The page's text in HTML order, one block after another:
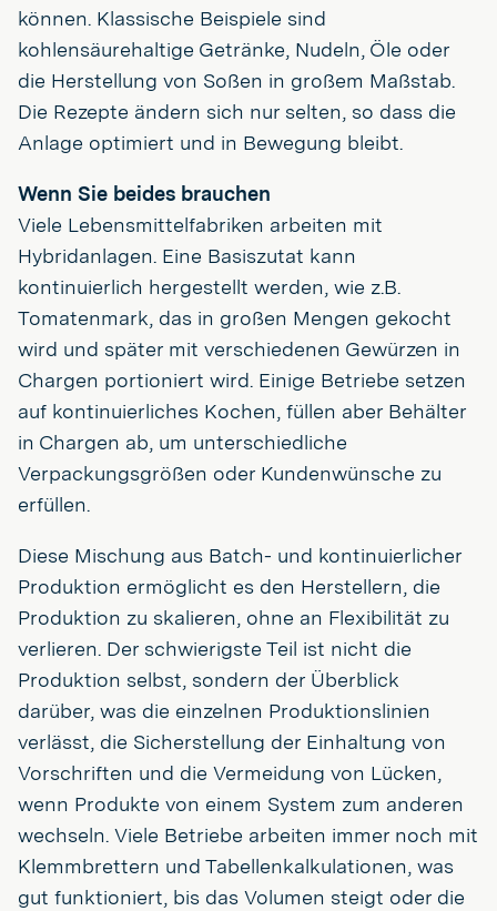
können. Klassische Beispiele sind
kohlensäurehaltige Getränke, Nudeln, Öle oder
die Herstellung von Soßen in großem Maßstab.
Die Rezepte ändern sich nur selten, so dass die
Anlage optimiert und in Bewegung bleibt.
Wenn Sie beides brauchen
Viele Lebensmittelfabriken arbeiten mit
Hybridanlagen. Eine Basiszutat kann
kontinuierlich hergestellt werden, wie z.B.
Tomatenmark, das in großen Mengen gekocht
wird und später mit verschiedenen Gewürzen in
Chargen portioniert wird. Einige Betriebe setzen
auf kontinuierliches Kochen, füllen aber Behälter
in Chargen ab, um unterschiedliche
Verpackungsgrößen oder Kundenwünsche zu
erfüllen.
Diese Mischung aus Batch- und kontinuierlicher
Produktion ermöglicht es den Herstellern, die
Produktion zu skalieren, ohne an Flexibilität zu
verlieren. Der schwierigste Teil ist nicht die
Produktion selbst, sondern der Überblick
darüber, was die einzelnen Produktionslinien
verlässt, die Sicherstellung der Einhaltung von
Vorschriften und die Vermeidung von Lücken,
wenn Produkte von einem System zum anderen
wechseln. Viele Betriebe arbeiten immer noch mit
Klemmbrettern und Tabellenkalkulationen, was
gut funktioniert, bis das Volumen steigt oder die